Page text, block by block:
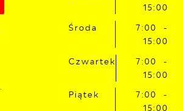
15:00
Środa
7:00 -
15:00
Czwartek
7:00 -
15:00
Piątek
7:00 -
15:00